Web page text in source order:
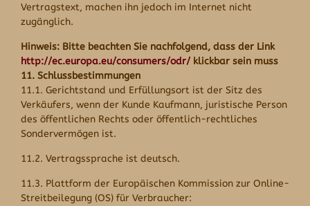
Vertragstext, machen ihn jedoch im Internet nicht
zugänglich.
Hinweis: Bitte beachten Sie nachfolgend, dass der Link
http://ec.europa.eu/consumers/odr/ klickbar sein muss
11. Schlussbestimmungen
11.1. Gerichtstand und Erfüllungsort ist der Sitz des
Verkäufers, wenn der Kunde Kaufmann, juristische Person
des öffentlichen Rechts oder öffentlich-rechtliches
Sondervermögen ist.
11.2. Vertragssprache ist deutsch.
11.3. Plattform der Europäischen Kommission zur Online-
Streitbeilegung (OS) für Verbraucher: